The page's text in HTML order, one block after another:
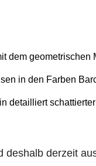
dem geometrischen
in den Farben
detailliert
deshalb derzeit